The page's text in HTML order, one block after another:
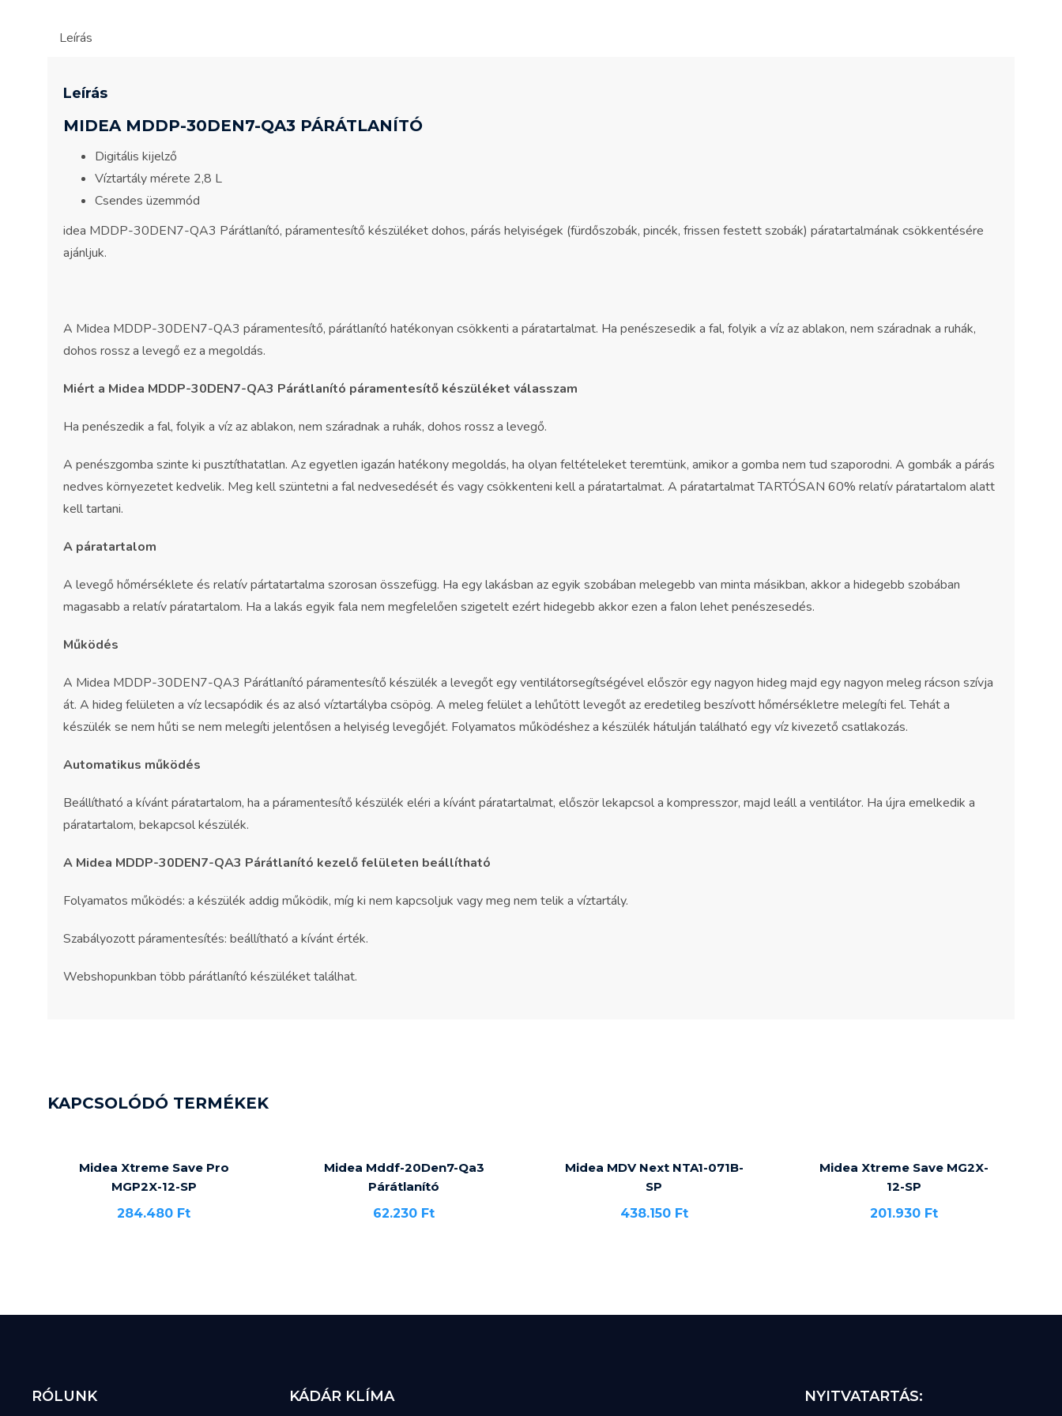
Leírás
Leírás
MIDEA MDDP-30DEN7-QA3 PÁRÁTLANÍTÓ
Digitális kijelző
Víztartály mérete 2,8 L
Csendes üzemmód
idea MDDP-30DEN7-QA3 Párátlanító, páramentesítő készüléket dohos, párás helyiségek (fürdőszobák, pincék, frissen festett szobák) páratartalmának csökkentésére
ajánljuk.
A Midea MDDP-30DEN7-QA3 páramentesítő, párátlanító hatékonyan csökkenti a páratartalmat. Ha penészesedik a fal, folyik a víz az ablakon, nem száradnak a ruhák,
dohos rossz a levegő ez a megoldás.
Miért a Midea MDDP-30DEN7-QA3 Párátlanító páramentesítő készüléket válasszam
Ha penészedik a fal, folyik a víz az ablakon, nem száradnak a ruhák, dohos rossz a levegő.
A penészgomba szinte ki pusztíthatatlan. Az egyetlen igazán hatékony megoldás, ha olyan feltételeket teremtünk, amikor a gomba nem tud szaporodni. A gombák a párás
nedves környezetet kedvelik. Meg kell szüntetni a fal nedvesedését és vagy csökkenteni kell a páratartalmat. A páratartalmat TARTÓSAN 60% relatív páratartalom alatt
kell tartani.
A páratartalom
A levegő hőmérséklete és relatív pártatartalma szorosan összefügg. Ha egy lakásban az egyik szobában melegebb van minta másikban, akkor a hidegebb szobában
magasabb a relatív páratartalom. Ha a lakás egyik fala nem megfelelően szigetelt ezért hidegebb akkor ezen a falon lehet penészesedés.
Működés
A Midea MDDP-30DEN7-QA3 Párátlanító páramentesítő készülék a levegőt egy ventilátorsegítségével először egy nagyon hideg majd egy nagyon meleg rácson szívja
át. A hideg felületen a víz lecsapódik és az alsó víztartályba csöpög. A meleg felület a lehűtött levegőt az eredetileg beszívott hőmérsékletre melegíti fel. Tehát a
készülék se nem hűti se nem melegíti jelentősen a helyiség levegőjét. Folyamatos működéshez a készülék hátulján található egy víz kivezető csatlakozás.
Automatikus működés
Beállítható a kívánt páratartalom, ha a páramentesítő készülék eléri a kívánt páratartalmat, először lekapcsol a kompresszor, majd leáll a ventilátor. Ha újra emelkedik a
páratartalom, bekapcsol készülék.
A Midea MDDP-30DEN7-QA3 Párátlanító kezelő felületen beállítható
Folyamatos működés: a készülék addig működik, míg ki nem kapcsoljuk vagy meg nem telik a víztartály.
Szabályozott páramentesítés: beállítható a kívánt érték.
Webshopunkban több párátlanító készüléket találhat.
KAPCSOLÓDÓ TERMÉKEK
Midea Xtreme Save Pro
MGP2X-12-SP
284.480 Ft
Midea Mddf-20Den7-Qa3
Párátlanító
62.230 Ft
Midea MDV Next NTA1-071B-
SP
438.150 Ft
Midea Xtreme Save MG2X-
12-SP
201.930 Ft
RÓLUNK KÁDÁR KLÍMA NYITVATARTÁS: